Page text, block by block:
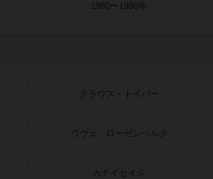
1950〜1980年
クラウス・トイバー
ウヴェ・ローゼンベルク
カナイセイジ